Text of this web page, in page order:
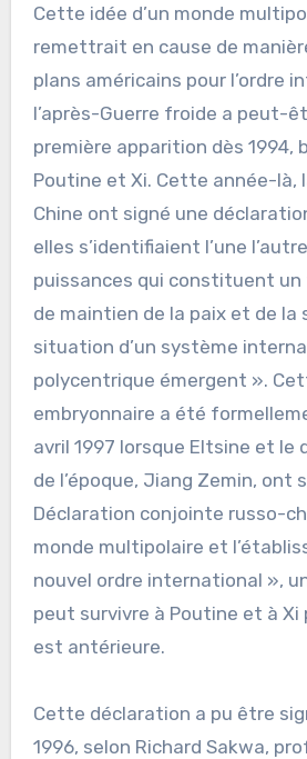
Cette idée d’un monde
remettrait en cause de
plans américains pour l’ordre
l’après-Guerre froide a peut-
première apparition dès 1994,
Poutine et Xi. Cette année-là,
Chine ont signé une
elles s’identifiaient l’une
puissances qui constituent
de maintien de la paix et de la
situation d’un système
polycentrique émergent ».
embryonnaire a été
avril 1997 lorsque Eltsine et le
de l’époque, Jiang Zemin, ont
Déclaration conjointe russo-
monde multipolaire et
nouvel ordre international »,
peut survivre à Poutine et à Xi
est antérieure.
Cette déclaration a pu être
1996, selon Richard Sakwa,